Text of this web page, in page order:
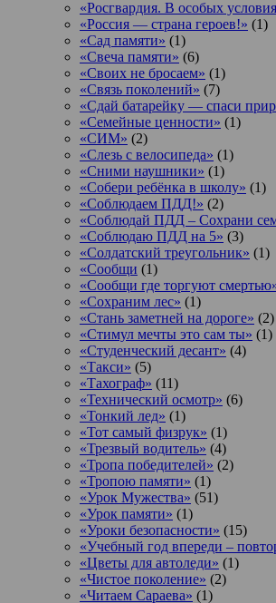
«Росгвардия. В особых
«Россия — страна героев!» (1)
«Сад памяти» (1)
«Свеча памяти» (6)
«Своих не бросаем» (1)
«Связь поколений» (7)
«Сдай батарейку — спаси
«Семейные ценности» (1)
«СИМ» (2)
«Слезь с велосипеда» (1)
«Сними наушники» (1)
«Собери ребёнка в школу» (1)
«Соблюдаем ПДД!» (2)
«Соблюдай ПДД – Сохрани
«Соблюдаю ПДД на 5» (3)
«Солдатский треугольник» (1)
«Сообщи (1)
«Сообщи где торгуют
«Сохраним лес» (1)
«Стань заметней на дороге» (2)
«Стимул мечты это сам ты» (1)
«Студенческий десант» (4)
«Такси» (5)
«Тахограф» (11)
«Технический осмотр» (6)
«Тонкий лед» (1)
«Тот самый физрук» (1)
«Трезвый водитель» (4)
«Тропа победителей» (2)
«Тропою памяти» (1)
«Урок Мужества» (51)
«Урок памяти» (1)
«Уроки безопасности» (15)
«Учебный год впереди –
«Цветы для автоледи» (1)
«Чистое поколение» (2)
«Читаем Сараева» (1)